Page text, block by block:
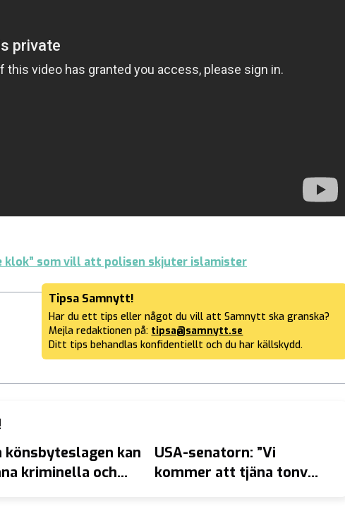
klok” som vill att polisen skjuter islamister
Tipsa Samnytt!
Har du ett tips eller något du vill att Samnytt ska granska?
Mejla redaktionen på: tipsa@samnytt.se
Ditt tips behandlas konfidentiellt och du har källskydd.
könsbyteslagen kan
kriminella och
USA-senatorn: ”Vi
kommer att tjäna tonvis